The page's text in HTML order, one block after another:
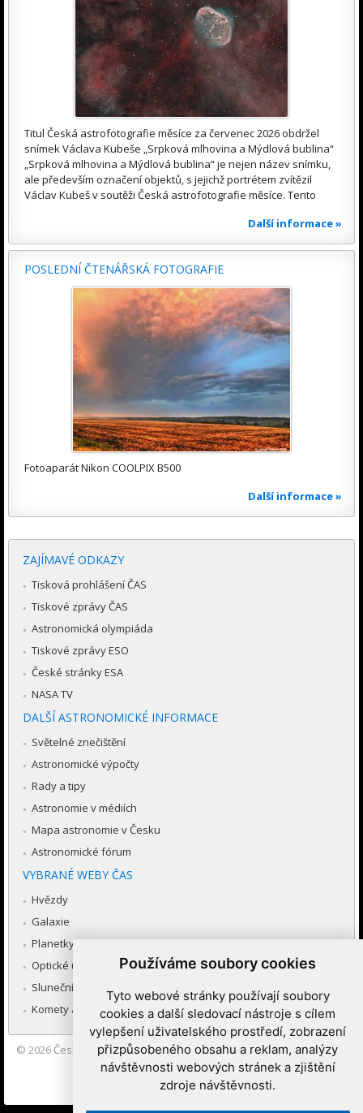
Používáme soubory cookies
Tyto webové stránky používají soubory
cookies a další sledovací nástroje s cílem
vylepšení uživatelského prostředí, zobrazení
přizpůsobeného obsahu a reklam, analýzy
návštěvnosti webových stránek a zjištění
zdroje návštěvnosti.
Titul Česká astrofotografie měsíce za červenec 2026 obdržel
snímek Václava Kubeše „Srpková mlhovina a Mýdlová bublina“
„Srpková mlhovina a Mýdlová bublina“ je nejen název snímku,
ale především označení objektů, s jejichž portrétem zvítězil
Václav Kubeš v soutěži Česká astrofotografie měsíce. Tento
Další informace »
POSLEDNÍ ČTENÁŘSKÁ FOTOGRAFIE
Fotoaparát Nikon COOLPIX B500
Další informace »
ZAJÍMAVÉ ODKAZY
Tisková prohlášení ČAS
Tiskové zprávy ČAS
Astronomická olympiáda
Tiskové zprávy ESO
České stránky ESA
NASA TV
DALŠÍ ASTRONOMICKÉ INFORMACE
Světelné znečištění
Astronomické výpočty
Rady a tipy
Astronomie v médiích
Mapa astronomie v Česku
Astronomické fórum
VYBRANÉ WEBY ČAS
Hvězdy
Galaxie
Planetky
Optické úkazy v atmosféře
Sluneční soustava
Komety a meteory
© 2026 Česká astronomická společnost|Hvězdárna a planetárium
Brno spolupracuje se serverem Astro.cz